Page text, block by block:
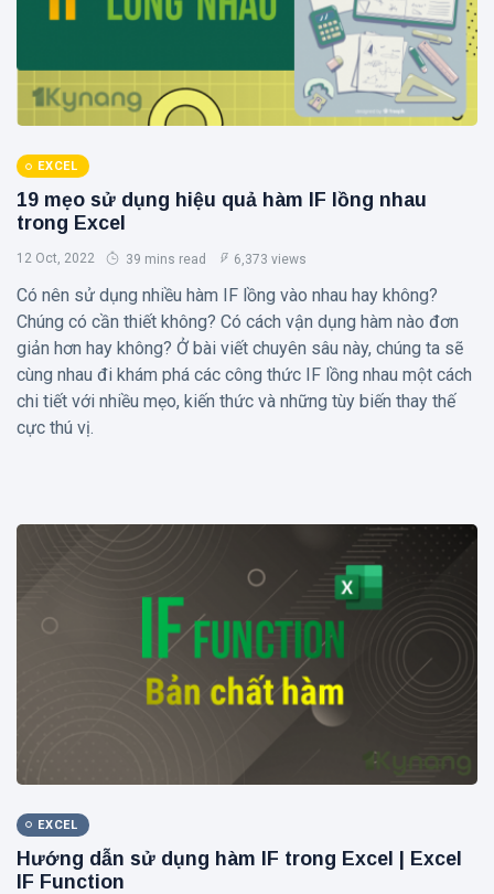
EXCEL
19 mẹo sử dụng hiệu quả hàm IF lồng nhau
trong Excel
12 Oct, 2022 39 mins read 6,373 views
Có nên sử dụng nhiều hàm IF lồng vào nhau hay không?
Chúng có cần thiết không? Có cách vận dụng hàm nào đơn
giản hơn hay không? Ở bài viết chuyên sâu này, chúng ta sẽ
cùng nhau đi khám phá các công thức IF lồng nhau một cách
chi tiết với nhiều mẹo, kiến thức và những tùy biến thay thế
cực thú vị.
EXCEL
Hướng dẫn sử dụng hàm IF trong Excel | Excel
IF Function